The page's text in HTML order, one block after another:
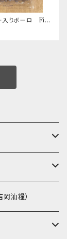
入りボーロ Firs
油糧）